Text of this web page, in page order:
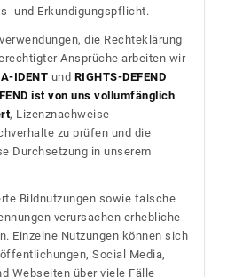
und Erkundigungspflicht.
die Rechteklärung
Ansprüche arbeiten wir
IDENT und RIGHTS-DEFEND
ist von uns vollumfänglich
, Lizenznachweise
zu prüfen und die
Durchsetzung in unserem
Bildnutzungen sowie falsche
verursachen erhebliche
Einzelne Nutzungen können sich
Social Media,
Webseiten über viele Fälle